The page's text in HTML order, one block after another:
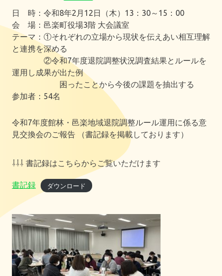
護
連
携
相
談
セ
タ
ー
た
て
お
日 時：令和8年2月12日（木）13：30～15：00
会 場：邑楽町役場3階 大会議室
テーマ：①それぞれの立場から現状を伝えあい相互理解
と連携を深める
②令和7年度退院調整状況調査結果とルールを
運用し成果が出た例
困ったことから今後の課題を抽出する
参加者：54名
令和7年度館林・邑楽地域退院調整ルール運用に係る意
見交換会のご報告 （書記録を掲載しております）
⇩⇩⇩ 書記録はこちらからご覧いただけます
書記録 ダウンロード